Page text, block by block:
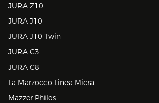
JURA Z10
JURA J10
JURA J10 Twin
JURA C3
JURA C8
La Marzocco Linea Micra
Mazzer Philos